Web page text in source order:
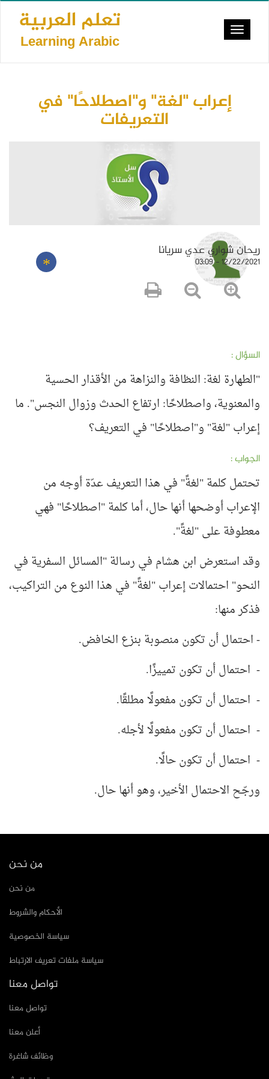
Skip
content
تعلم العربية
Learning Arabic
Toggle
إعراب "لغة" و"اصطلاحًا" في
التعريفات
ريحان شواري عدي سريانا
12/22/2021 - 03:09
السؤال :
"الطهارة لغة: النظافة والنزاهة من الأقذار الحسية
والمعنوية، واصطلاحًا: ارتفاع الحدث وزوال النجس". ما
إعراب "لغة" و"اصطلاحًا" في التعريف؟
الجواب :
تحتمل كلمة "لغةً" في هذا التعريف عدّة أوجه من
الإعراب أوضحها أنها حال، أما كلمة "اصطلاحًا" فهي
معطوفة على "لغةً".
وقد استعرض ابن هشام في رسالة "المسائل السفرية في
النحو" احتمالات إعراب "لغةً" في هذا النوع من التراكيب،
فذكر منها:
- احتمال أن تكون منصوبة بنزع الخافض.
- احتمال أن تكون تمييزًا.
- احتمال أن تكون مفعولًا مطلقًا.
- احتمال أن تكون مفعولًا لأجله.
- احتمال أن تكون حالًا.
ورجّح الاحتمال الأخير، وهو أنها حال.
من نحن
من نحن
الأحكام والشروط
سياسة الخصوصية
سياسة ملفات تعريف الارتباط
تواصل معنا
تواصل معنا
أعلن معنا
وظائف شاغرة